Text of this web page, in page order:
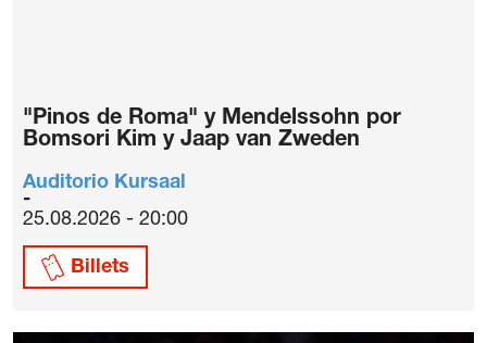
"Pinos de Roma" y Mendelssohn por
Bomsori Kim y Jaap van Zweden
Auditorio Kursaal
25.08.2026 - 20:00
Billets